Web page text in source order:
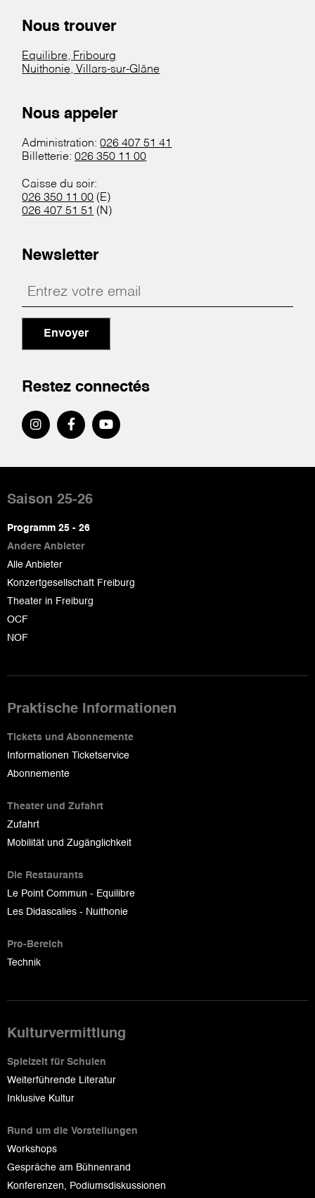
Nous trouver
Equilibre, Fribourg
Nuithonie, Villars-sur-Glâne
Nous appeler
Administration:026 407 51 41
Billetterie:026 350 11 00
Caisse du soir:
026 350 11 00 (E)
026 407 51 51 (N)
Newsletter
Envoyer
Restez connectés
de
page
Saison 25-26
Programm 25 - 26
Andere Anbieter
Alle Anbieter
Konzertgesellschaft Freiburg
Theater in Freiburg
OCF
NOF
Praktische Informationen
Tickets und Abonnemente
Informationen Ticketservice
Abonnemente
Theater und Zufahrt
Zufahrt
Mobilität und Zugänglichkeit
Die Restaurants
Le Point Commun - Equilibre
Les Didascalies - Nuithonie
Pro-Bereich
Technik
Kulturvermittlung
Spielzeit für Schulen
Weiterführende Literatur
Inklusive Kultur
Rund um die Vorstellungen
Workshops
Gespräche am Bühnenrand
Konferenzen, Podiumsdiskussionen